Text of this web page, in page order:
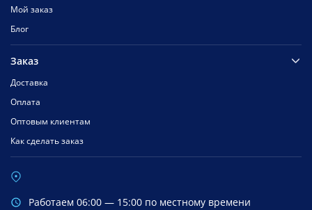
Мой заказ
Блог
Заказ
Доставка
Оплата
Оптовым клиентам
Как сделать заказ
Работаем 06:00 — 15:00 по местному времени